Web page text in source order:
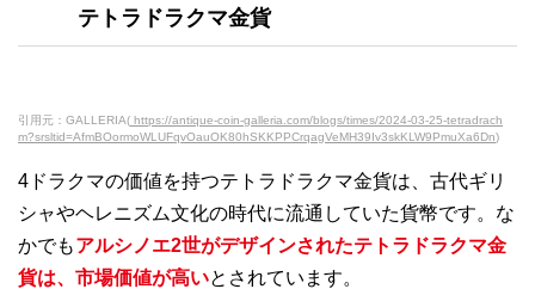
テトラドラクマ金貨
引用元：GALLERIA( https://antique-coin-galleria.com/blogs/times/2024-03-25-tetradrach
m?srsltid=AfmBOormoWLUFqvOauOK80hSKKPPCrqagVeMH39Iv3skKLW9PmuXa6Dn)
4ドラクマの価値を持つテトラドラクマ金貨は、古代ギリ
シャやヘレニズム文化の時代に流通していた貨幣です。な
かでもアルシノエ2世がデザインされたテトラドラクマ金
貨は、市場価値が高いとされています。